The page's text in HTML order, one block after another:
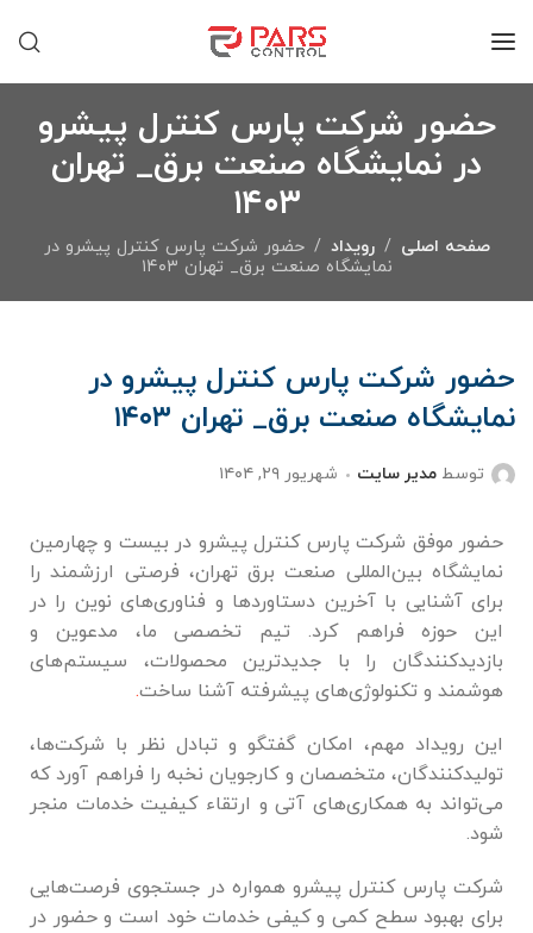
حضور شرکت پارس کنترل پیشرو
در نمایشگاه صنعت برق_ تهران
۱۴۰۳
صفحه اصلی رویداد
حضور شرکت پارس کنترل پیشرو در
نمایشگاه صنعت برق_ تهران ۱۴۰۳
حضور شرکت پارس کنترل پیشرو در
نمایشگاه صنعت برق_ تهران ۱۴۰۳
توسط مدیر سایت شهریور ۲۹, ۱۴۰۴
حضور موفق شرکت پارس کنترل پیشرو در بیست و چهارمین
نمایشگاه بین‌المللی صنعت برق تهران، فرصتی ارزشمند را
برای آشنایی با آخرین دستاوردها و فناوری‌های نوین را در
این حوزه فراهم کرد. تیم تخصصی ما، مدعوین و
بازدیدکنندگان را با جدیدترین محصولات، سیستم‌های
هوشمند و تکنولوژی‌های پیشرفته آشنا ساخت.
این رویداد مهم، امکان گفتگو و تبادل نظر با شرکت‌ها،
تولیدکنندگان، متخصصان و کارجویان نخبه را فراهم آورد که
می‌تواند به همکاری‌های آتی و ارتقاء کیفیت خدمات منجر
شود.
شرکت پارس کنترل پیشرو همواره در جستجوی فرصت‌هایی
برای بهبود سطح کمی و کیفی خدمات خود است و حضور در